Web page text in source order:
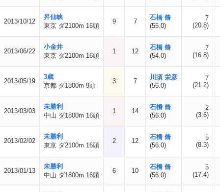
2013/10/12
昇仙峡
東京 ダ2100m 16頭
9 7
石橋 脩
(55.0)
7
(20.8)
2013/06/22
小金井
東京 ダ2100m 16頭
1 12
石橋 脩
(54.0)
7
(16.8)
2013/05/19
3歳
京都 ダ1800m 9頭
3 7
川須 栄彦
(56.0)
7
(21.2)
2013/03/03
未勝利
中山 ダ1800m 16頭
1 14
石橋 脩
(56.0)
2
(3.6)
2013/02/02
未勝利
東京 ダ2100m 16頭
2 12
石橋 脩
(56.0)
5
(8.3)
2013/01/13
未勝利
中山 ダ1800m 16頭
6 10
石橋 脩
(56.0)
5
(17.4)